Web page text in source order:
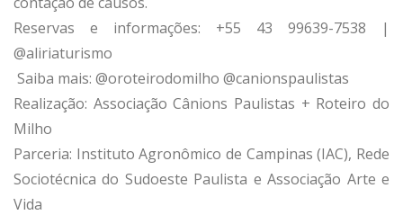
Reservas e informações: +55 43 99639-7538 |
@aliriaturismo
Saiba mais: @oroteirodomilho @canionspaulistas
Realização: Associação Cânions Paulistas + Roteiro do
Milho
Parceria: Instituto Agronômico de Campinas (IAC), Rede
Sociotécnica do Sudoeste Paulista e Associação Arte e
Vida